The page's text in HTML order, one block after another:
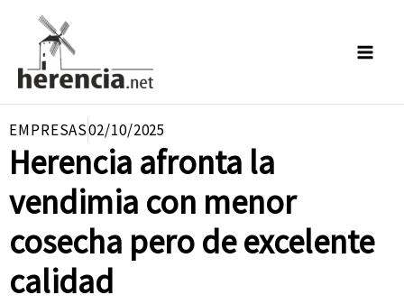
contenido
EMPRESAS02/10/2025
Herencia afronta la
vendimia con menor
cosecha pero de excelente
calidad